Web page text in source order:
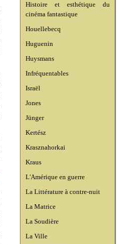
Histoire et esthétique du
cinéma fantastique
Houellebecq
Huguenin
Huysmans
Infréquentables
Israël
Jones
Jünger
Kertész
Krasznahorkai
Kraus
L'Amérique en guerre
La Littérature à contre-nuit
La Matrice
La Soudière
La Ville